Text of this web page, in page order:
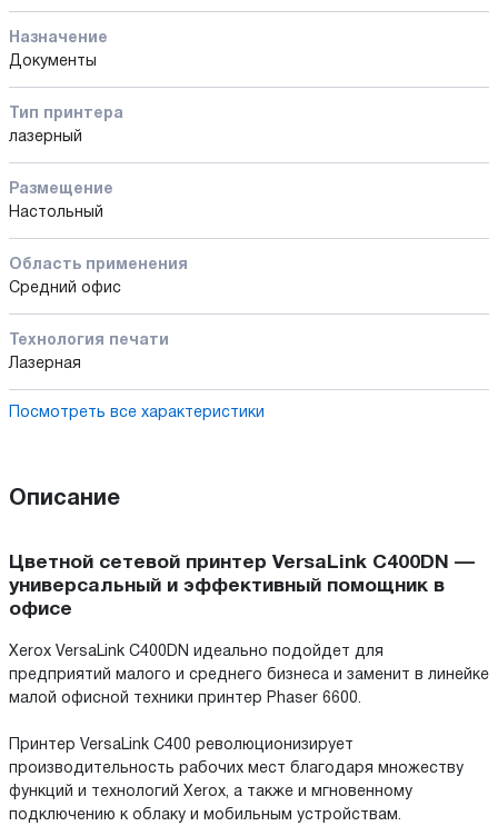
Назначение
Документы
Тип принтера
лазерный
Размещение
Настольный
Область применения
Средний офис
Технология печати
Лазерная
Посмотреть все характеристики
Описание
Цветной сетевой принтер VersaLink C400DN —
универсальный и эффективный помощник в
офисе
Xerox VersaLink C400DN идеально подойдет для
предприятий малого и среднего бизнеса и заменит в линейке
малой офисной техники принтер Phaser 6600.
Принтер VersaLink C400 революционизирует
производительность рабочих мест благодаря множеству
функций и технологий Xerox, а также и мгновенному
подключению к облаку и мобильным устройствам.